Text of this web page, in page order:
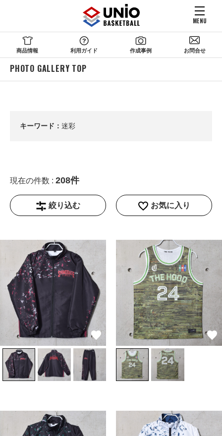
MENU
商品情報 利用ガイド 作成事例 お問合せ
PHOTO GALLERY TOP
キーワード： 迷彩
現在の件数 : 208件
絞り込む お気に入り